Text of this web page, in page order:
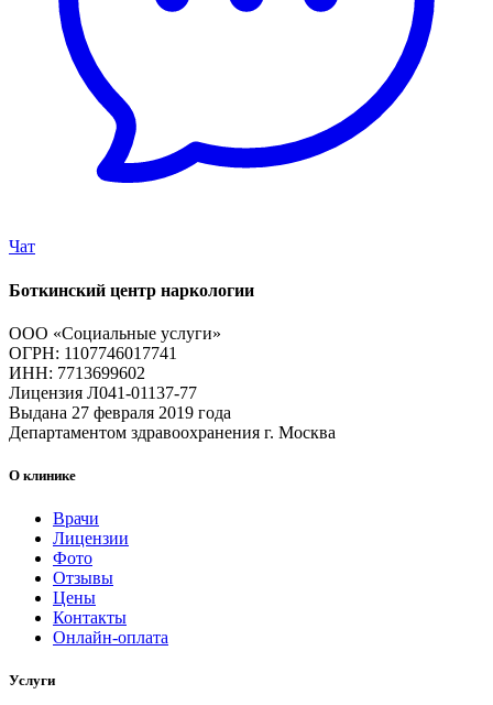
Чат
Боткинский центр наркологии
ООО «Социальные услуги»
ОГРН: 1107746017741
ИНН: 7713699602
Лицензия Л041-01137-77
Выдана 27 февраля 2019 года
Департаментом здравоохранения г. Москва
О клинике
Врачи
Лицензии
Фото
Отзывы
Цены
Контакты
Онлайн-оплата
Услуги